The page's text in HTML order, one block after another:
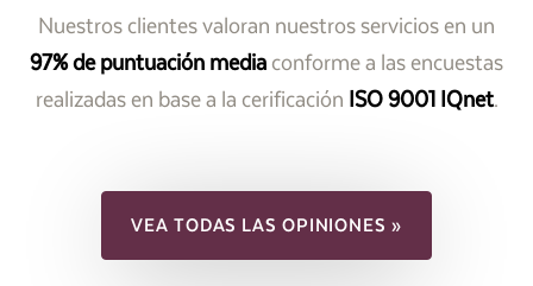
Nuestros clientes valoran nuestros servicios en un
97% de puntuación mediaconforme a las encuestas
realizadas en base a la cerificación ISO 9001 IQnet.
VEA TODAS LAS OPINIONES »